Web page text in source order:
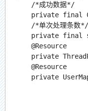
    /*成功数据*/
private final
    /*单次处理条数*/
private final
    @Resource
private
    @Resource
private